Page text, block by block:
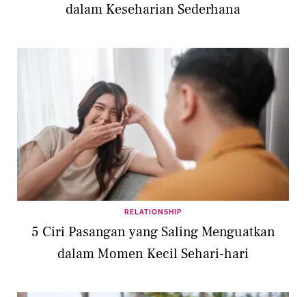
dalam Keseharian Sederhana
RELATIONSHIP
5 Ciri Pasangan yang Saling Menguatkan
dalam Momen Kecil Sehari-hari